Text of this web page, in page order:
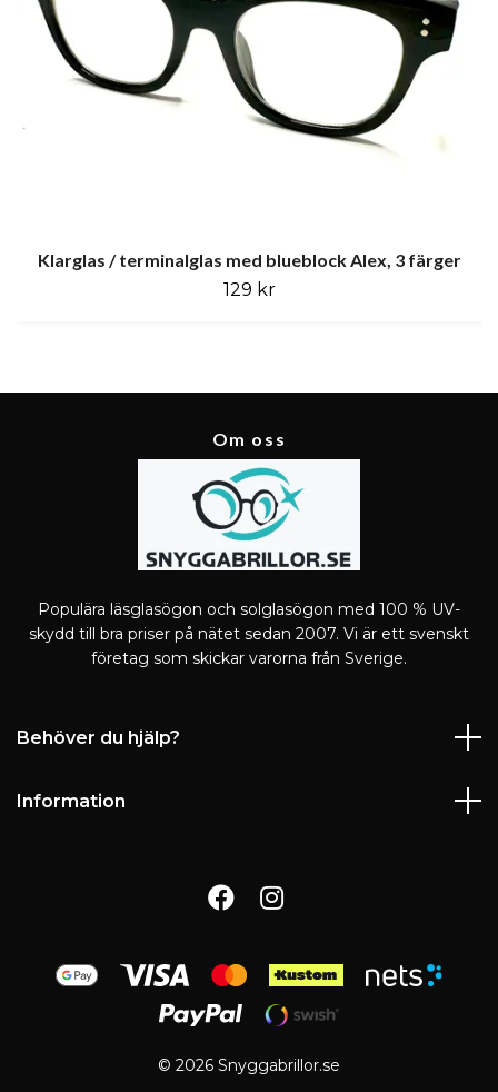
Klarglas / terminalglas med blueblock Alex, 3 färger
129 kr
Om oss
Populära läsglasögon och solglasögon med 100 % UV-
skydd till bra priser på nätet sedan 2007. Vi är ett svenskt
företag som skickar varorna från Sverige.
Behöver du hjälp?
Information
© 2026 Snyggabrillor.se